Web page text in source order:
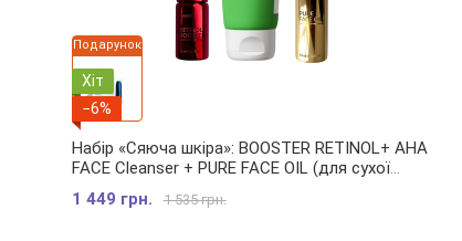
Подарунок
Хіт
−6%
Набір «Сяюча шкіра»: BOOSTER RETINOL+ AHA
FACE Cleanser + PURE FACE OIL (для сухої
шкіри з пігментацією/комедонами)
1 535 грн.
1 449 грн.